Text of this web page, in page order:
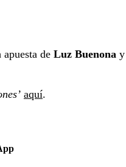
de Luz Buenona y
aquí.